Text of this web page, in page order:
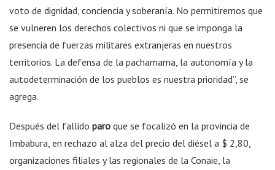
voto de dignidad, conciencia y soberanía. No permitiremos que
se vulneren los derechos colectivos ni que se imponga la
presencia de fuerzas militares extranjeras en nuestros
territorios. La defensa de la pachamama, la autonomía y la
autodeterminación de los pueblos es nuestra prioridad”, se
agrega.
Después del fallido paro que se focalizó en la provincia de
Imbabura, en rechazo al alza del precio del diésel a $ 2,80,
organizaciones filiales y las regionales de la Conaie, la